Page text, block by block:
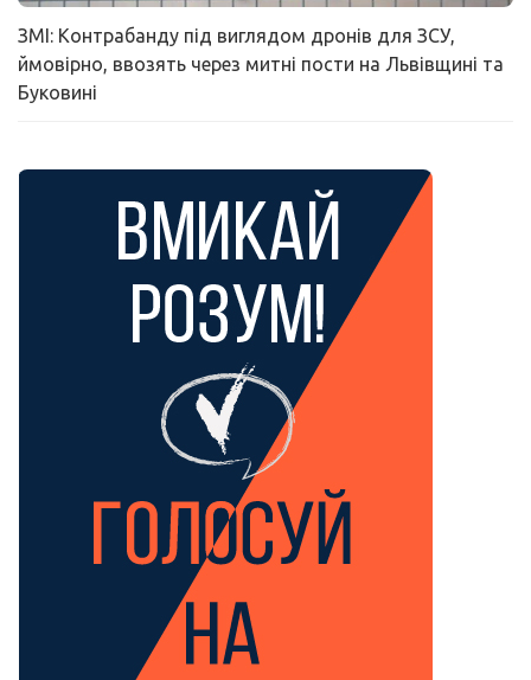
ЗМІ: Контрабанду під виглядом дронів для ЗСУ,
ймовірно, ввозять через митні пости на Львівщині та
Буковині